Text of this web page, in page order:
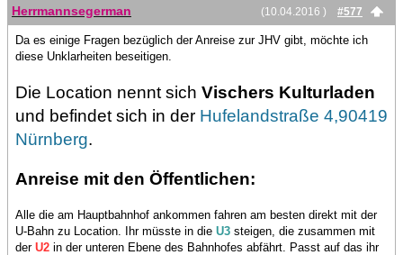
(10.04.2016 )
#577
Herrmannsegerman
Da es einige Fragen bezüglich der Anreise zur JHV gibt, möchte ich
diese Unklarheiten beseitigen.
Die Location nennt sich Vischers Kulturladen
und befindet sich in der Hufelandstraße 4,90419
Nürnberg.
Anreise mit den Öffentlichen:
Alle die am Hauptbahnhof ankommen fahren am besten direkt mit der
U-Bahn zu Location. Ihr müsste in die U3 steigen, die zusammen mit
der U2 in der unteren Ebene des Bahnhofes abfährt. Passt auf das ihr